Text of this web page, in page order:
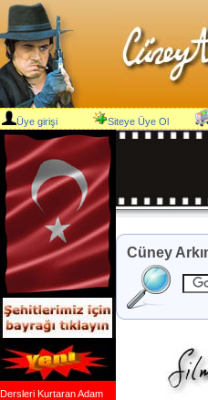
Üye girişi Siteye Üye Ol
Dersleri Kurtaran Adam
Cüney